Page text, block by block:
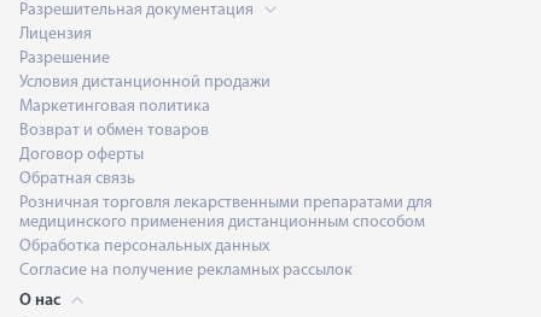
Разрешительная документация
Лицензия
Разрешение
Условия дистанционной продажи
Маркетинговая политика
Возврат и обмен товаров
Договор оферты
Обратная связь
Розничная торговля лекарственными препаратами для
медицинского применения дистанционным способом
Обработка персональных данных
Согласие на получение рекламных рассылок
О нас